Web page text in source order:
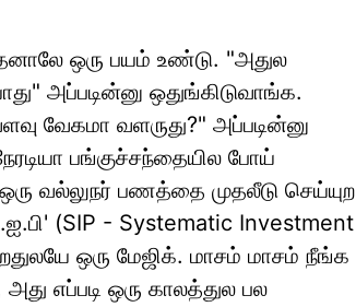
ஒரு பயம் உண்டு. "அதுல
அப்படின்னு ஒதுங்கிடுவாங்க.
வேகமா வளருது?" அப்படின்னு
பங்குச்சந்தையில போய்
வல்லுநர் பணத்தை முதலீடு செய்யுற
(SIP - Systematic Investment
ஒரு மேஜிக். மாசம் மாசம் நீங்க
எப்படி ஒரு காலத்துல பல